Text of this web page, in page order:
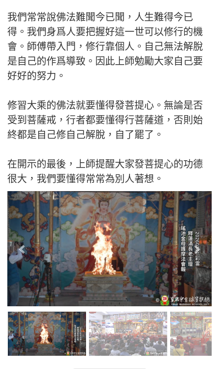
我們常常說佛法難聞今已聞，人生難得今已
得。我們身爲人要把握好這一世可以修行的機
會。師傅帶入門，修行靠個人。自己無法解脫
是自己的作爲導致。因此上師勉勵大家自己要
好好的努力。
修習大乘的佛法就要懂得發菩提心。無論是否
受到菩薩戒，行者都要懂得行菩薩道，否則始
終都是自己修自己解脫，自了罷了。
在開示的最後，上師提醒大家發菩提心的功德
很大，我們要懂得常常為別人著想。